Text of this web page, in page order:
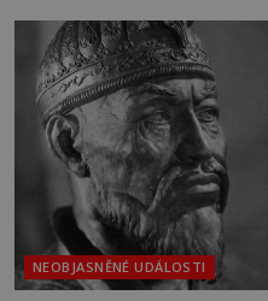
mezi vůdce
skutečně jistou
NEOBJASNĚNÉ UDÁLOSTI